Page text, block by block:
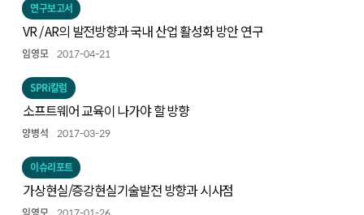
연구보고서
VR / AR의 발전방향과 국내 산업 활성화 방안 연구
임영모 2017-04-21
SPRi칼럼
소프트웨어 교육이 나가야 할 방향
양병석 2017-03-29
이슈리포트
가상현실/증강현실기술발전 방향과 시사점